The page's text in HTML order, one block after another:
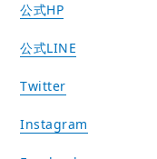
公式HP
公式LINE
Twitter
Instagram